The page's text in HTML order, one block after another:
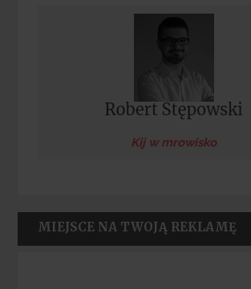
Kij w mrowisko
MIEJSCE NA TWOJĄ REKLAMĘ